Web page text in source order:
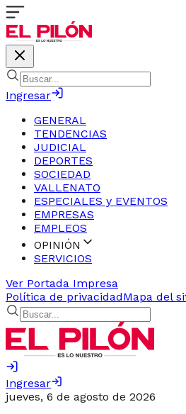
Ingresar
GENERAL
TENDENCIAS
JUDICIAL
DEPORTES
SOCIEDAD
VALLENATO
ESPECIALES y EVENTOS
EMPRESAS
EMPLEOS
OPINIÓN
SERVICIOS
Ver Portada Impresa
Política de privacidadMapa del
Ingresar
jueves, 6 de agosto de 2026